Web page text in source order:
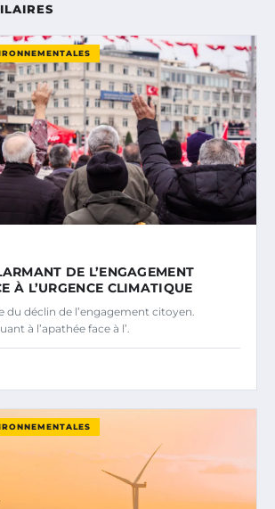
DE L’ENGAGEMENT
À L’URGENCE CLIMATIQUE
du déclin de l’engagement citoyen.
à l’apathée face à l’.